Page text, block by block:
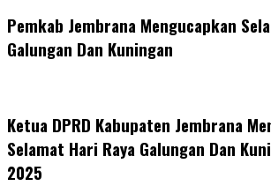
Pemkab Jembrana Mengucapkan
Galungan Dan Kuningan
Ketua DPRD Kabupaten Jembrana
Selamat Hari Raya Galungan Dan
2025